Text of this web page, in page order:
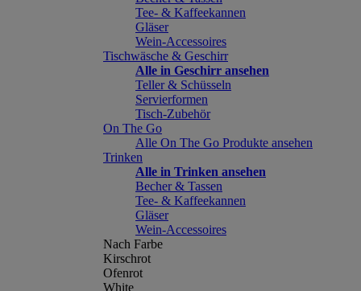
Tee- & Kaffeekannen
Gläser
Wein-Accessoires
Tischwäsche & Geschirr
Alle in Geschirr ansehen
Teller & Schüsseln
Servierformen
Tisch-Zubehör
On The Go
Alle On The Go Produkte ansehen
Trinken
Alle in Trinken ansehen
Becher & Tassen
Tee- & Kaffeekannen
Gläser
Wein-Accessoires
Nach Farbe
Kirschrot
Ofenrot
White